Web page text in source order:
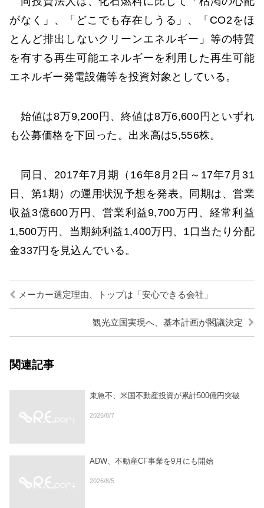
がなく」、「どこでも存在しうる」、「CO2をほ
とんど排出しないクリーンエネルギー」等の特質
を有する再生可能エネルギーを利用した再生可能
エネルギー発電設備等を投資対象としている。
始値は8万9,200円、終値は8万6,600円といずれ
も公募価格を下回った。出来高は5,556株。
同日、2017年7月期（16年8月2日～17年7月31
日、第1期）の運用状況予想を発表。同期は、営業
収益3億600万円、営業利益9,700万円、経常利益
1,500万円、当期純利益1,400万円、1口当たり分配
金337円を見込んでいる。
メーカー選定理由、トップは「安心できる会社」
観光立国実現へ、基本計画が閣議決定
関連記事
東急不、米国不動産投資が累計500億円突破
2026/8/7
ADW、不動産CF事業を9月にも開始
2026/8/5